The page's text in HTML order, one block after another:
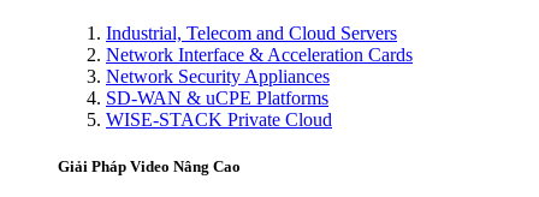
Industrial, Telecom and Cloud Servers
Network Interface & Acceleration Cards
Network Security Appliances
SD-WAN & uCPE Platforms
WISE-STACK Private Cloud
Giải Pháp Video Nâng Cao